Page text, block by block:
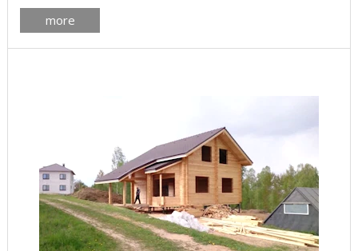
more